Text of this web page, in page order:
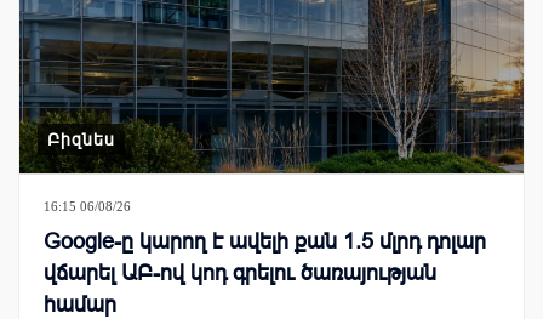
Բիզնես
16:15 06/08/26
Google-ը կարող է ավելի քան 1.5 մլրդ դոլար
վճարել ԱԲ-ով կոդ գրելու ծառայության
համար